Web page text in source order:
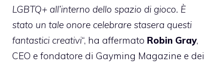
LGBTQ+ all’interno dello spazio di gioco. È
stato un tale onore celebrare stasera questi
fantastici creativi“, ha affermato Robin Gray,
CEO e fondatore di Gayming Magazine e dei